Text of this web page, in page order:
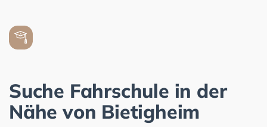
Suche Fahrschule in der
Nähe von Bietigheim